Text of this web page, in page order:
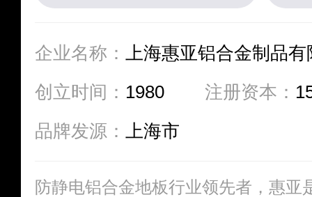
企业名称：
上海惠亚铝合金制品
创立时间： 1980 注册资本：
品牌发源：
上海市
防静电铝合金地板行业领先者，惠亚